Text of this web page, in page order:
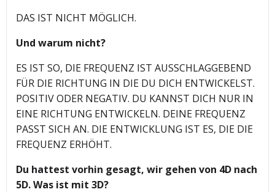
DAS IST NICHT MÖGLICH.
Und warum nicht?
ES IST SO, DIE FREQUENZ IST AUSSCHLAGGEBEND
FÜR DIE RICHTUNG IN DIE DU DICH ENTWICKELST.
POSITIV ODER NEGATIV. DU KANNST DICH NUR IN
EINE RICHTUNG ENTWICKELN. DEINE FREQUENZ
PASST SICH AN. DIE ENTWICKLUNG IST ES, DIE DIE
FREQUENZ ERHÖHT.
Du hattest vorhin gesagt, wir gehen von 4D nach
5D. Was ist mit 3D?